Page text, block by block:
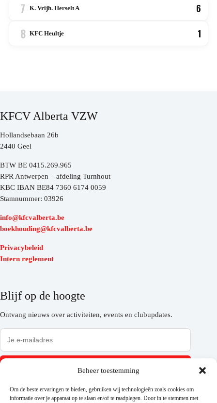
Beheer toestemming
Om de beste ervaringen te bieden, gebruiken wij technologieën zoals cookies om
informatie over je apparaat op te slaan en/of te raadplegen. Door in te stemmen met
7 K. Vrijh. Herselt A 6
8 KFC Heultje 1
KFCV Alberta VZW
Hollandsebaan 26b
2440 Geel
BTW BE 0415.269.965
RPR Antwerpen – afdeling Turnhout
KBC IBAN BE84 7360 6174 0059
Stamnummer: 03926
info@kfcvalberta.be
boekhouding@kfcvalberta.be
Privacybeleid
Intern reglement
Blijf op de hoogte
Ontvang nieuws over activiteiten, events en clubupdates.
Inschrijven